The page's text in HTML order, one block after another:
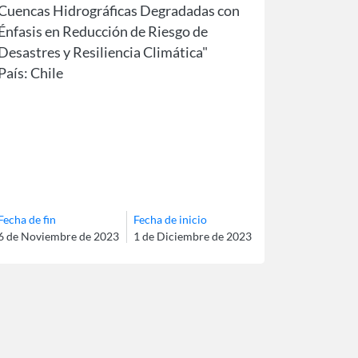
Hidrográficas Degradadas con
en Reducción de Riesgo de
y Resiliencia Climática"
Chile
de fin
de Noviembre de 2023
Fecha de inicio
1 de Diciembre de 2023